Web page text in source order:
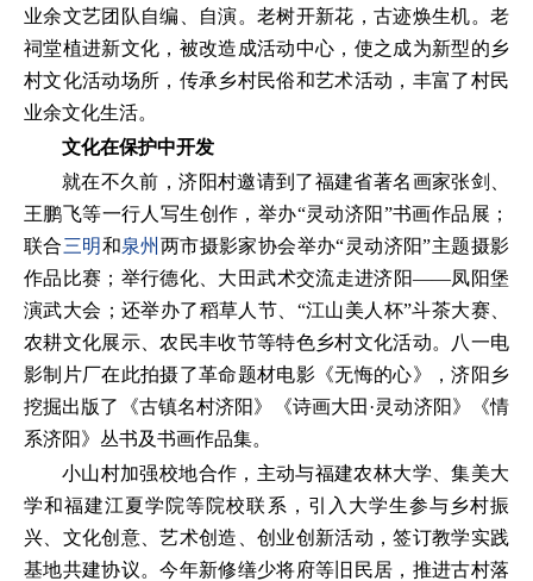
业余文艺团队自编、自演。老树开新花，古迹焕生机。老
祠堂植进新文化，被改造成活动中心，使之成为新型的乡
村文化活动场所，传承乡村民俗和艺术活动，丰富了村民
业余文化生活。
文化在保护中开发
就在不久前，济阳村邀请到了福建省著名画家张剑、
王鹏飞等一行人写生创作，举办“灵动济阳”书画作品展；
联合三明和泉州 两市摄影家协会举办“灵动济阳”主题摄影
作品比赛；举行德化、大田武术交流走进济阳——凤阳堡
演武大会；还举办了稻草人节、“江山美人杯”斗茶大赛、
农耕文化展示、农民丰收节等特色乡村文化活动。八一电
影制片厂在此拍摄了革命题材电影《无悔的心》，济阳乡
挖掘出版了《古镇名村济阳》《诗画大田·灵动济阳》《情
系济阳》丛书及书画作品集。
小山村加强校地合作，主动与福建农林大学、集美大
学和福建江夏学院等院校联系，引入大学生参与乡村振
兴、文化创意、艺术创造、创业创新活动，签订教学实践
基地共建协议。今年新修缮少将府等旧民居，推进古村落